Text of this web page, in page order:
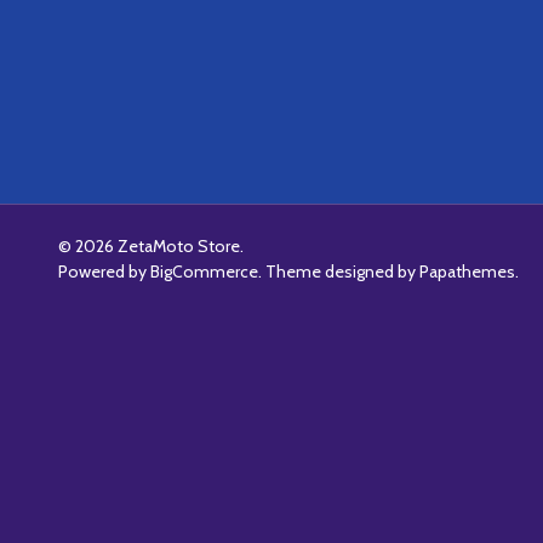
© 2026 ZetaMoto Store.
Powered byBigCommerce. Theme designed byPapathemes.